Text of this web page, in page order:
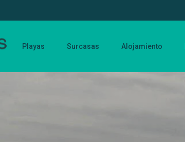
Playas Surcasas Alojamiento